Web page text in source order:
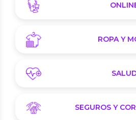
ROPA Y
SEGUROS Y